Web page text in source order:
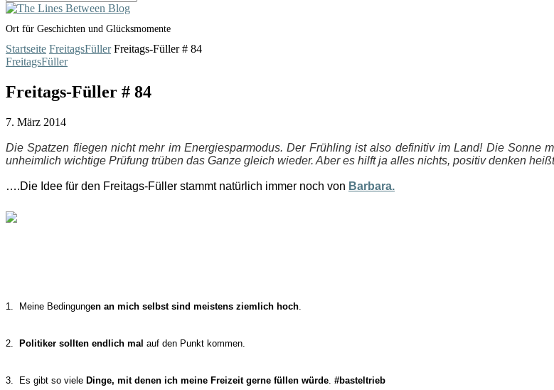
Ort für Geschichten und Glücksmomente
Startseite FreitagsFüller Freitags-Füller # 84
FreitagsFüller
Freitags-Füller # 84
7. März 2014
Die Spatzen fliegen nicht mehr im Energiesparmodus. Der Frühling ist also definitiv im Land! Die Sonne
unheimlich wichtige Prüfung trüben das Ganze gleich wieder. Aber es hilft ja alles nichts, positiv denken
….Die Idee für den Freitags-Füller stammt natürlich immer noch von Barbara.
1. Meine Bedingungen an mich selbst sind meistens ziemlich hoch.
2. Politiker sollten endlich mal auf den Punkt kommen.
3. Es gibt so viele Dinge, mit denen ich meine Freizeit gerne füllen würde. #basteltrieb